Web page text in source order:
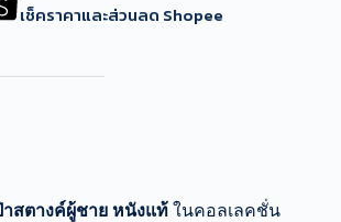
เช็คราคาและส่วนลด Shopee
าสตางค์ผู้ชาย หนังแท้ ในคอลเลคชั่น